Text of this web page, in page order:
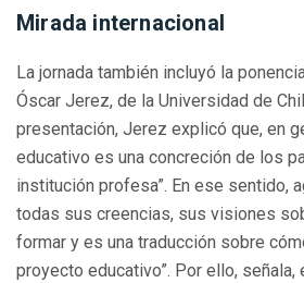
Mirada internacional
La jornada también incluyó la
Óscar Jerez, de la Universidad de
presentación, Jerez explicó que, en
educativo es una concreción de los
institución profesa”. En ese sentido,
todas sus creencias, sus visiones
formar y es una traducción sobre
proyecto educativo”. Por ello, señala,